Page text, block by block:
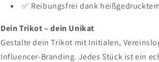
✅ Reibungsfrei dank
Dein Trikot – dein Unikat
Gestalte dein Trikot mit Initialen,
Influencer-Branding. Jedes Stück ist ein